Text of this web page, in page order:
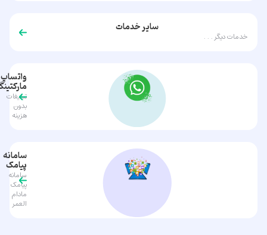
سایر خدمات
خدمات دیگر . . .
واتساپ
تبلیغات
بدون
هزینه
سامانه
پیامک
سامانه
پیامک
مادام
العمر